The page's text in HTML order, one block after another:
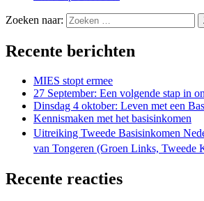
Zoeken naar:
Recente berichten
MIES stopt ermee
27 September: Een volgende stap in
Dinsdag 4 oktober: Leven met een
Kennismaken met het basisinkomen
Uitreiking Tweede Basisinkomen
van Tongeren (Groen Links, Tweede
Recente reacties